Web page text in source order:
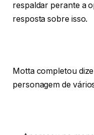
respaldar perante a
resposta sobre isso.
Motta completou
personagem de